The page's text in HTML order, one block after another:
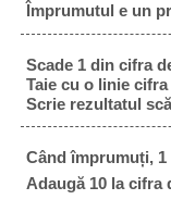
Împrumutul e un
Scade 1 din cifra
Taie cu o linie
Scrie rezultatul
Când împrumuți, 1
Adaugă 10 la cifra